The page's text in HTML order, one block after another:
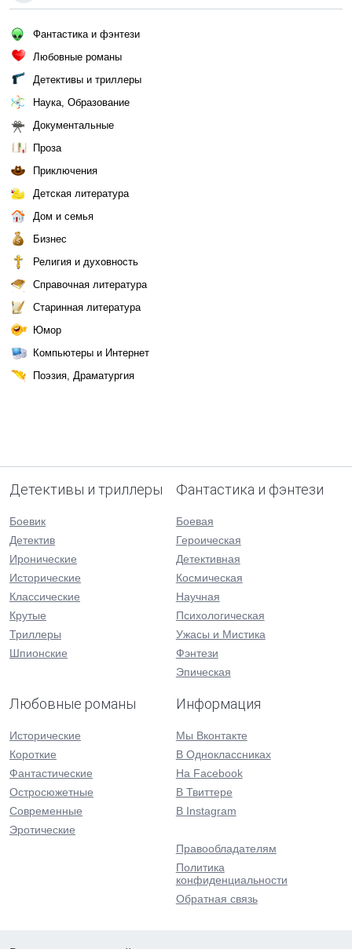
Фантастика и фэнтези
Любовные романы
Детективы и триллеры
Наука, Образование
Документальные
Проза
Приключения
Детская литература
Дом и семья
Бизнес
Религия и духовность
Справочная литература
Старинная литература
Юмор
Компьютеры и Интернет
Поэзия, Драматургия
Детективы и триллеры
Боевик
Детектив
Иронические
Исторические
Классические
Крутые
Триллеры
Шпионские
Фантастика и фэнтези
Боевая
Героическая
Детективная
Космическая
Научная
Психологическая
Ужасы и Мистика
Фэнтези
Эпическая
Любовные романы
Исторические
Короткие
Фантастические
Остросюжетные
Современные
Эротические
Информация
Мы Вконтакте
В Одноклассниках
На Facebook
В Твиттере
В Instagram
Правообладателям
Политика
конфиденциальности
Обратная связь